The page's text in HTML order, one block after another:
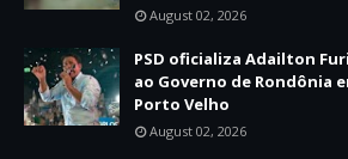
August 02, 2026
PSD oficializa Adailton
ao Governo de Rondônia
Porto Velho
August 02, 2026